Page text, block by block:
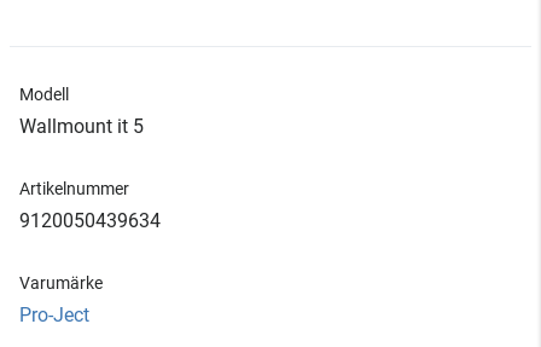
Modell
Wallmount it 5
Artikelnummer
9120050439634
Varumärke
Pro-Ject